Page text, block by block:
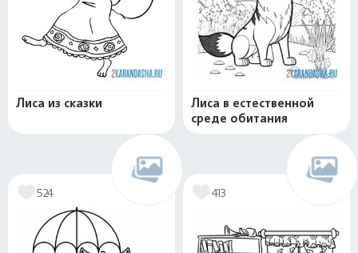
Лиса из сказки
Лиса в естественной
среде обитания
524 413